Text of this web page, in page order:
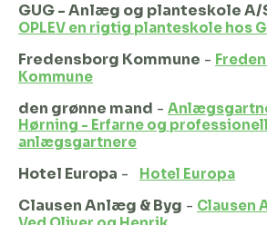
GUG - Anlæg og planteskole A/
OPLEV en rigtig planteskole hos
Fredensborg Kommune -
Kommune
den grønne mand -
Hørning - Erfarne og
anlægsgartnere
Hotel Europa - Hotel Europa
Clausen Anlæg & Byg - Clausen